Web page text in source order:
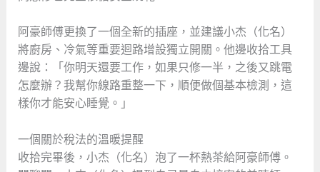
阿豪師傅更換了一個全新的插座，並建議小杰（化名）
將廚房、冷氣等重要迴路增設獨立開關。他邊收拾工具
邊說：「你明天還要工作，如果只修一半，之後又跳電
怎麼辦？我幫你線路重整一下，順便做個基本檢測，這
樣你才能安心睡覺。」
一個關於稅法的溫暖提醒
收拾完畢後，小杰（化名）泡了一杯熱茶給阿豪師傅。